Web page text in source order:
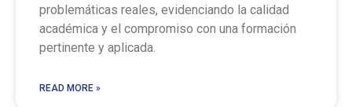
problemáticas reales, evidenciando la calidad
académica y el compromiso con una formación
pertinente y aplicada.
READ MORE »